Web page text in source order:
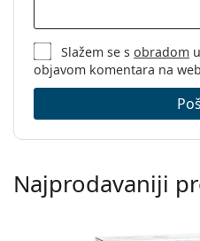
Slažem se sobradom
objavom komentara na
Najprodavaniji